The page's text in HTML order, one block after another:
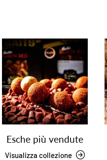
Esche più vendute
Visualizza collezione